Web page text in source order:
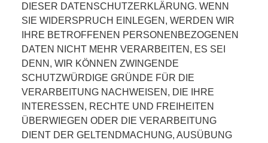
DIESER DATENSCHUTZERKLÄRUNG. WENN
SIE WIDERSPRUCH EINLEGEN, WERDEN WIR
IHRE BETROFFENEN PERSONENBEZOGENEN
DATEN NICHT MEHR VERARBEITEN, ES SEI
DENN, WIR KÖNNEN ZWINGENDE
SCHUTZWÜRDIGE GRÜNDE FÜR DIE
VERARBEITUNG NACHWEISEN, DIE IHRE
INTERESSEN, RECHTE UND FREIHEITEN
ÜBERWIEGEN ODER DIE VERARBEITUNG
DIENT DER GELTENDMACHUNG, AUSÜBUNG